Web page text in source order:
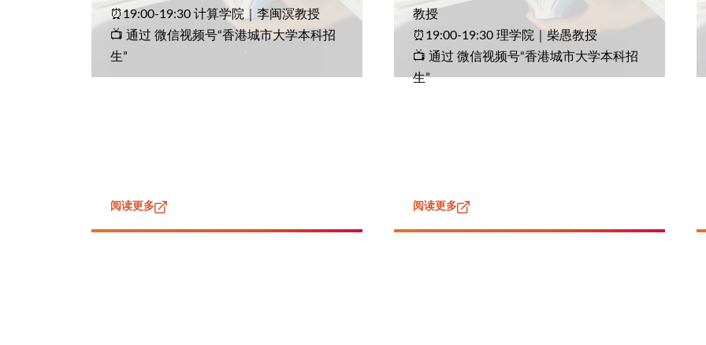
⏰19:00-19:30 计算学院｜李闽溟教授
📺 通过 微信视频号“香港城市大学本科招
生”
阅读更多
教授
⏰19:00-19:30 理学院｜柴愚教授
📺 通过 微信视频号“香港城市大学本科招
生”
阅读更多